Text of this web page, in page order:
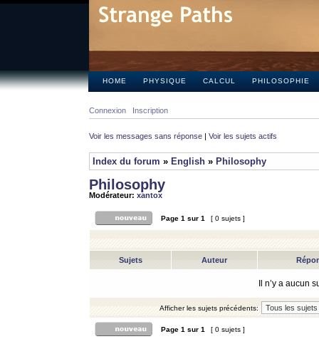
HOME PHYSIQUE CALCUL PHILOSOPHIE
Connexion Inscription
Voir les messages sans réponse | Voir les sujets actifs
Index du forum » English » Philosophy
Philosophy
Modérateur: xantox
Page 1 sur 1 [ 0 sujets ]
Sujets Auteur
Il n’y a aucun
Afficher les sujets précédents:
Page 1 sur 1 [ 0 sujets ]